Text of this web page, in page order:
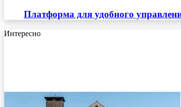
Платформа для удобного
Интересно